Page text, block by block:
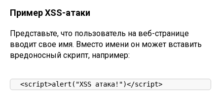
Пример XSS-атаки
Представьте, что пользователь на веб-странице
вводит свое имя. Вместо имени он может вставить
вредоносный скрипт, например:
<script>alert("XSS атака!")</script>